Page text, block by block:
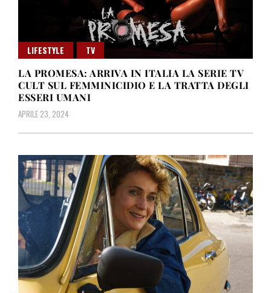
LIFESTYLE
TV
LA PROMESA: ARRIVA IN ITALIA LA SERIE TV
CULT SUL FEMMINICIDIO E LA TRATTA DEGLI
ESSERI UMANI
APRILE 23, 2024